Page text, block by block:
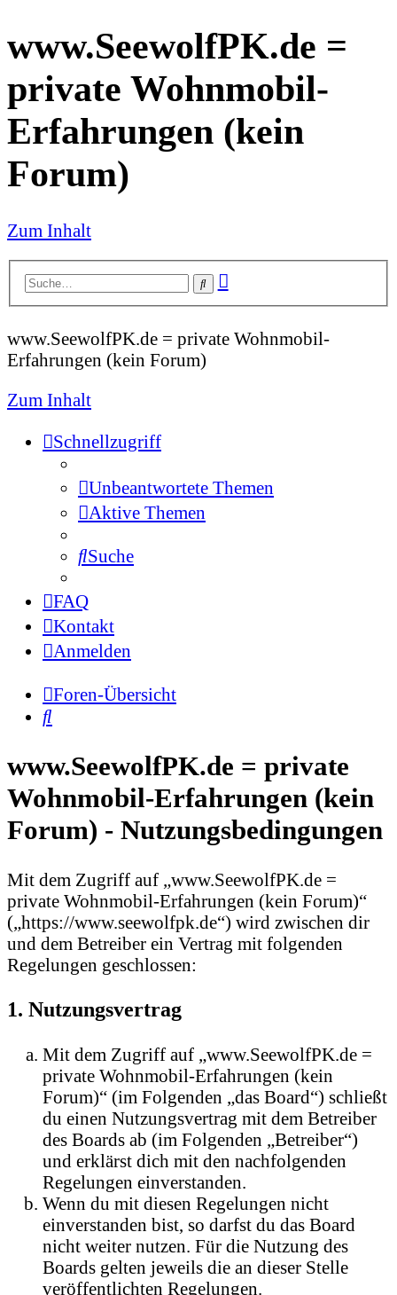
www.SeewolfPK.de =
private Wohnmobil-
Erfahrungen (kein
Forum)
Zum Inhalt
SucheErweiterte
www.SeewolfPK.de = private Wohnmobil-
Erfahrungen (kein Forum)
Zum Inhalt
Schnellzugriff
Unbeantwortete Themen
Aktive Themen
Suche
FAQ
Kontakt
Anmelden
Foren-Übersicht
www.SeewolfPK.de = private
Wohnmobil-Erfahrungen (kein
Forum) - Nutzungsbedingungen
Mit dem Zugriff auf „www.SeewolfPK.de =
private Wohnmobil-Erfahrungen (kein Forum)“
(„https://www.seewolfpk.de“) wird zwischen dir
und dem Betreiber ein Vertrag mit folgenden
Regelungen geschlossen:
1. Nutzungsvertrag
Mit dem Zugriff auf „www.SeewolfPK.de =
private Wohnmobil-Erfahrungen (kein
Forum)“ (im Folgenden „das Board“) schließt
du einen Nutzungsvertrag mit dem Betreiber
des Boards ab (im Folgenden „Betreiber“)
und erklärst dich mit den nachfolgenden
Regelungen einverstanden.
Wenn du mit diesen Regelungen nicht
einverstanden bist, so darfst du das Board
nicht weiter nutzen. Für die Nutzung des
Boards gelten jeweils die an dieser Stelle
veröffentlichten Regelungen.